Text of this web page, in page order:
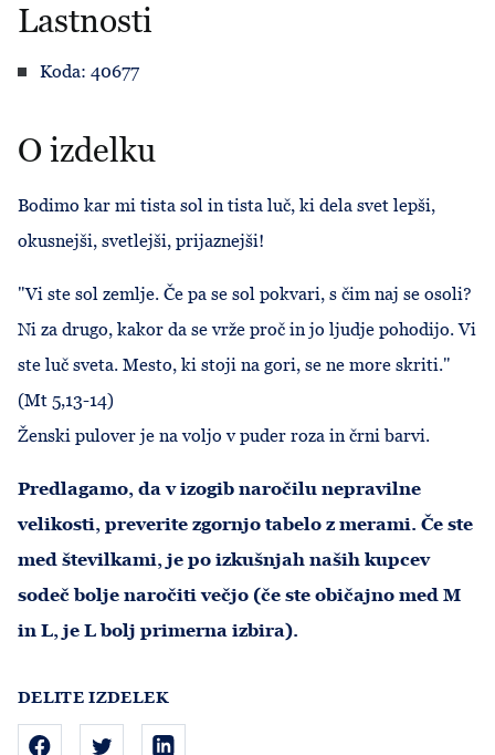
DELITE IZDELEK
Lastnosti
Koda: 40677
O izdelku
Bodimo kar mi tista sol in tista luč, ki dela svet lepši,
okusnejši, svetlejši, prijaznejši!
"Vi ste sol zemlje. Če pa se sol pokvari, s čim naj se osoli?
Ni za drugo, kakor da se vrže proč in jo ljudje pohodijo. Vi
ste luč sveta. Mesto, ki stoji na gori, se ne more skriti."
(Mt 5,13-14)
Ženski pulover je na voljo v puder roza in črni barvi.
Predlagamo, da v izogib naročilu nepravilne
velikosti, preverite zgornjo tabelo z merami. Če ste
med številkami, je po izkušnjah naših kupcev
sodeč bolje naročiti večjo (če ste običajno med M
in L, je L bolj primerna izbira).